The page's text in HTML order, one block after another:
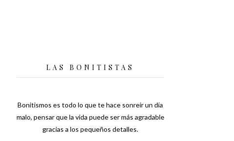
LAS BONITISTAS
Bonitismos es todo lo que te hace sonreír un día
malo, pensar que la vida puede ser más agradable
gracias a los pequeños detalles.